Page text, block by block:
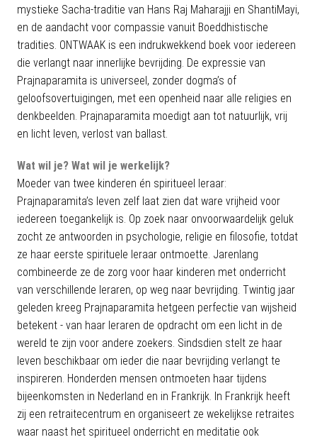
mystieke Sacha-traditie van Hans Raj Maharajji en ShantiMayi,
en de aandacht voor compassie vanuit Boeddhistische
tradities. ONTWAAK is een indrukwekkend boek voor iedereen
die verlangt naar innerlijke bevrijding. De expressie van
Prajnaparamita is universeel, zonder dogma’s of
geloofsovertuigingen, met een openheid naar alle religies en
denkbeelden. Prajnaparamita moedigt aan tot natuurlijk, vrij
en licht leven, verlost van ballast.
Wat wil je? Wat wil je werkelijk?
Moeder van twee kinderen én spiritueel leraar:
Prajnaparamita’s leven zelf laat zien dat ware vrijheid voor
iedereen toegankelijk is. Op zoek naar onvoorwaardelijk geluk
zocht ze antwoorden in psychologie, religie en filosofie, totdat
ze haar eerste spirituele leraar ontmoette. Jarenlang
combineerde ze de zorg voor haar kinderen met onderricht
van verschillende leraren, op weg naar bevrijding. Twintig jaar
geleden kreeg Prajnaparamita hetgeen perfectie van wijsheid
betekent - van haar leraren de opdracht om een licht in de
wereld te zijn voor andere zoekers. Sindsdien stelt ze haar
leven beschikbaar om ieder die naar bevrijding verlangt te
inspireren. Honderden mensen ontmoeten haar tijdens
bijeenkomsten in Nederland en in Frankrijk. In Frankrijk heeft
zij een retraitecentrum en organiseert ze wekelijkse retraites
waar naast het spiritueel onderricht en meditatie ook